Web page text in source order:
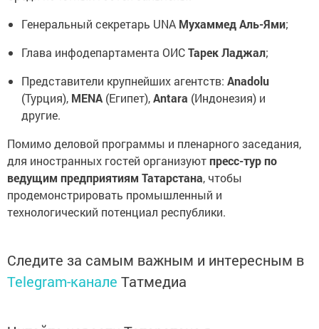
Генеральный секретарь UNA Мухаммед Аль-Ями;
Глава инфодепартамента ОИСТарек Ладжал;
Представители крупнейших агентств: Anadolu
(Турция), MENA (Египет),Antara (Индонезия) и
другие.
Помимо деловой программы и пленарного заседания,
для иностранных гостей организуютпресс-тур по
ведущим предприятиям Татарстана, чтобы
продемонстрировать промышленный и
технологический потенциал республики.
Следите за самым важным и интересным в
Telegram-канале Татмедиа